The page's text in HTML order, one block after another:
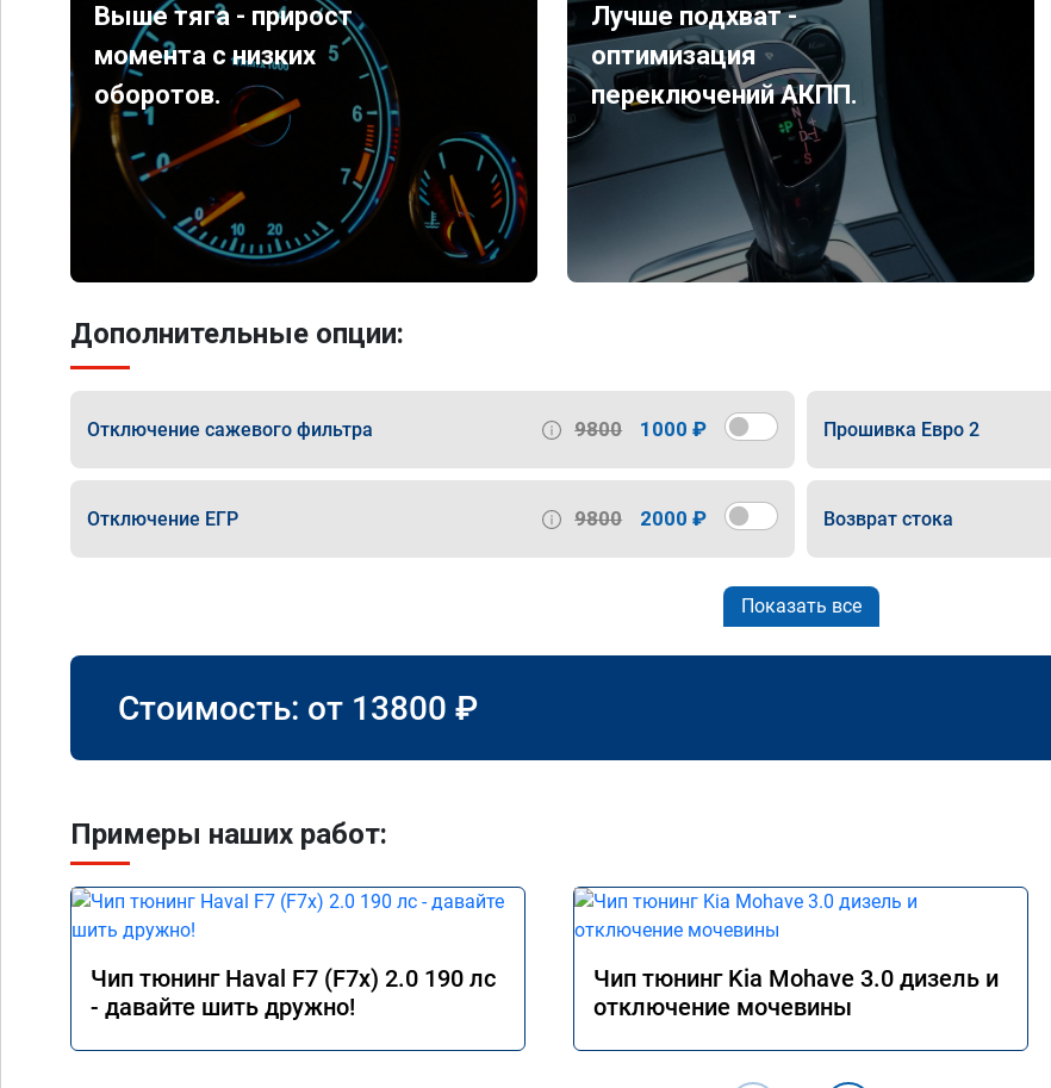
Выше тяга - прирост
момента с низких
оборотов.
Лучше подхват -
оптимизация
переключений АКПП.
Дополнительные опции:
Отключение сажевого фильтра 9800 1000 ₽ Прошивка Евро 2
Отключение ЕГР 9800 2000 ₽ Возврат стока
Показать все
Стоимость: от 13800 ₽
Примеры наших работ:
Чип тюнинг Haval F7 (F7x) 2.0 190 лс
- давайте шить дружно!
Чип тюнинг Kia Mohave 3.0 дизель и
отключение мочевины